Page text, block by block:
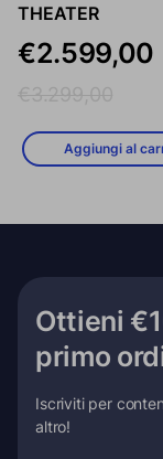
THEATER
€2.599,00
Aggiungi al
Ottieni
primo
Iscriviti per
altro!